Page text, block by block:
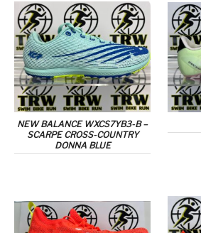
NEW BALANCE WXCS7YB3-B –
SCARPE CROSS-COUNTRY
DONNA BLUE